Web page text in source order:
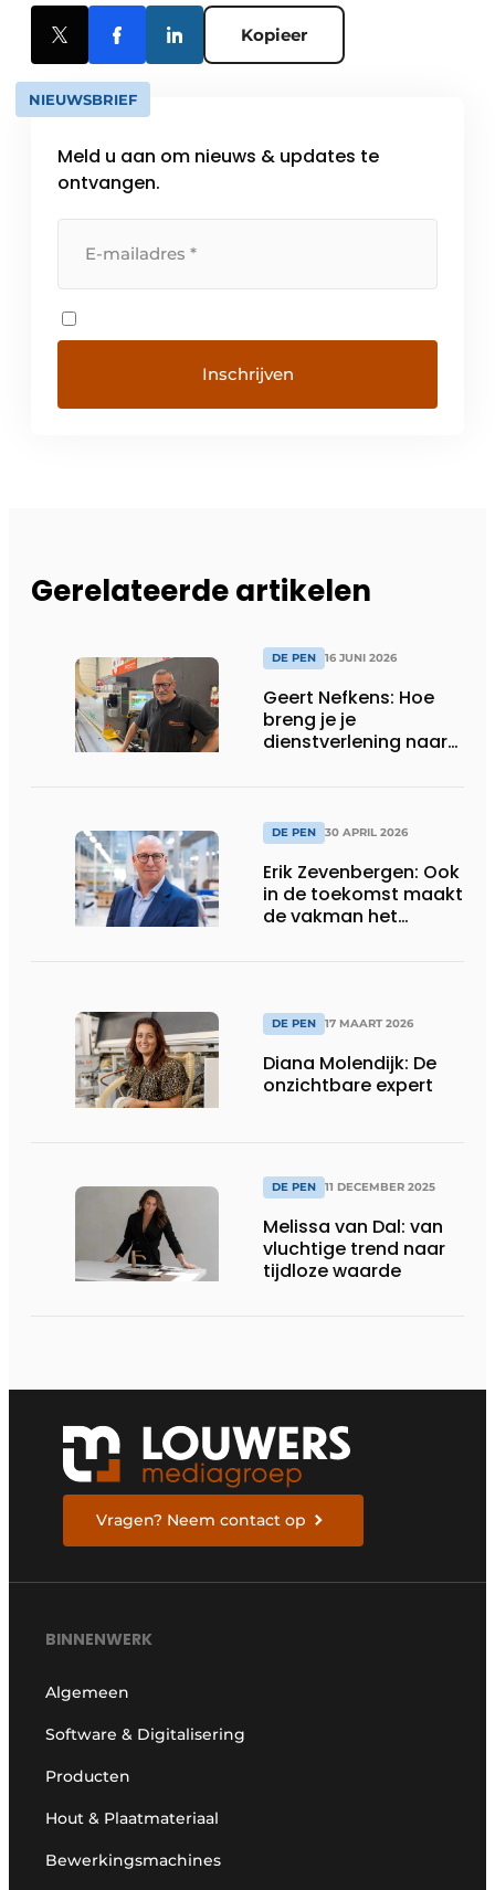
Kopieer
NIEUWSBRIEF
Meld u aan om nieuws & updates te
ontvangen.
Gerelateerde artikelen
DE PEN 16 JUNI 2026
Geert Nefkens: Hoe
breng je je
dienstverlening naar
DE PEN 30 APRIL 2026
Erik Zevenbergen: Ook
in de toekomst maakt
de vakman het
DE PEN 17 MAART 2026
Diana Molendijk: De
onzichtbare expert
DE PEN 11 DECEMBER 2025
Melissa van Dal: van
vluchtige trend naar
tijdloze waarde
Vragen? Neem contact op
BINNENWERK
Algemeen
Software & Digitalisering
Producten
Hout & Plaatmateriaal
Bewerkingsmachines